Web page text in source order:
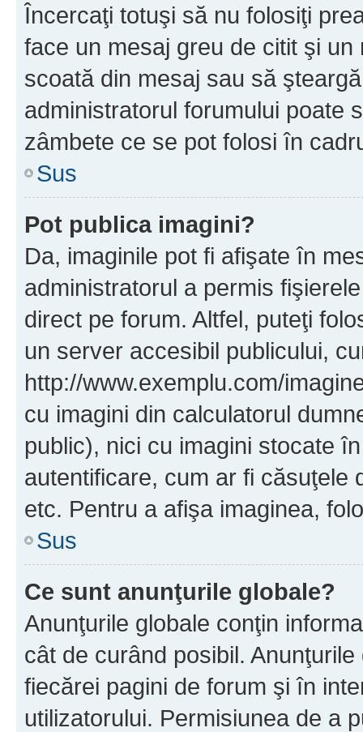
Încercaţi totuşi să nu folosiţi
face un mesaj greu de citit şi
scoată din mesaj sau să
administratorul forumului poate
zâmbete ce se pot folosi în
Sus
Pot publica imagini?
Da, imaginile pot fi afişate în
administratorul a permis
direct pe forum. Altfel, puteţi
un server accesibil publicului,
http://www.exemplu.com/
cu imagini din calculatorul
public), nici cu imagini stocate
autentificare, cum ar fi căsuţele
etc. Pentru a afişa imaginea,
Sus
Ce sunt anunţurile globale?
Anunţurile globale conţin
cât de curând posibil.
fiecărei pagini de forum şi în
utilizatorului. Permisiunea de a